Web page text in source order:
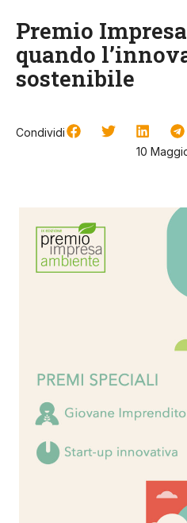
Premio
quando
sostenibile
Condividi
10